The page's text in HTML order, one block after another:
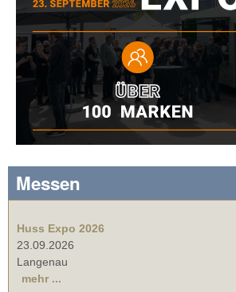
Messen
Huss Expo 2026
23.09.2026
Langenau
mehr ...